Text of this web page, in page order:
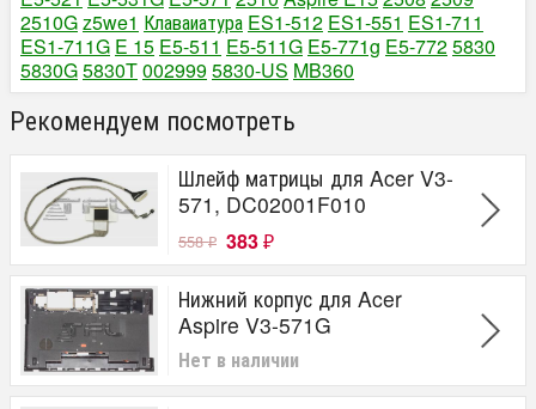
2510Gz5we1 Клаваиатура ES1-512 ES1-551 ES1-711
ES1-711G E 15 E5-511 E5-511G E5-771g E5-7725830
5830G5830T0029995830-US MB360
Рекомендуем посмотреть
Шлейф матрицы для Acer V3-
571, DC02001F010
558₽ 383 ₽
Нижний корпус для Acer
Aspire V3-571G
Нет в наличии